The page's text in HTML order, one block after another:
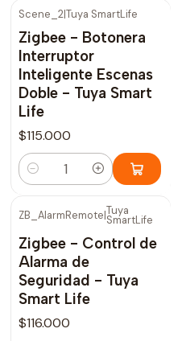
Scene_2|Tuya SmartLife
Zigbee - Botonera
Interruptor
Inteligente Escenas
Doble - Tuya Smart
Life
$115.000
Cantidad
Agotado
ZB_AlarmRemote|Tuya
SmartLife
Zigbee - Control de
Alarma de
Seguridad - Tuya
Smart Life
$116.000